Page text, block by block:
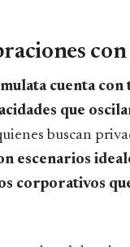
cuenta con
que
buscan
escenarios
corporativos